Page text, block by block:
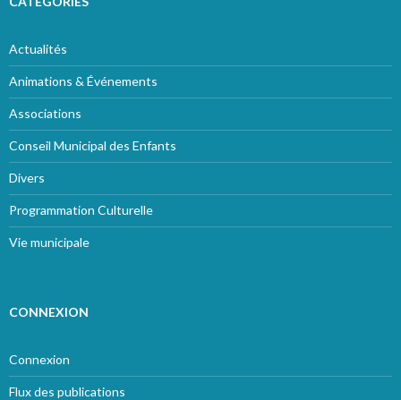
Actualités
Animations & Événements
Associations
Conseil Municipal des Enfants
Divers
Programmation Culturelle
Vie municipale
CONNEXION
Connexion
Flux des publications